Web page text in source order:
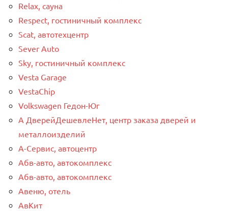
Relax, сауна
Respect, гостиничный комплекс
Scat, автотехцентр
Sever Auto
Sky, гостиничный комплекс
Vesta Garage
VestaChip
Volkswagen Гедон-Юг
А ДверейДешевлеНет, центр заказа дверей и
металлоизделий
А-Сервис, автоцентр
Абв-авто, автокомплекс
Абв-авто, автокомплекс
Авеню, отель
АвКит